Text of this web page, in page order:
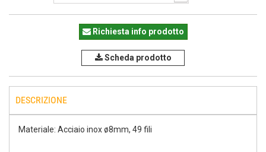
Richiesta info prodotto
Scheda prodotto
DESCRIZIONE
Materiale: Acciaio inox ø8mm, 49 fili